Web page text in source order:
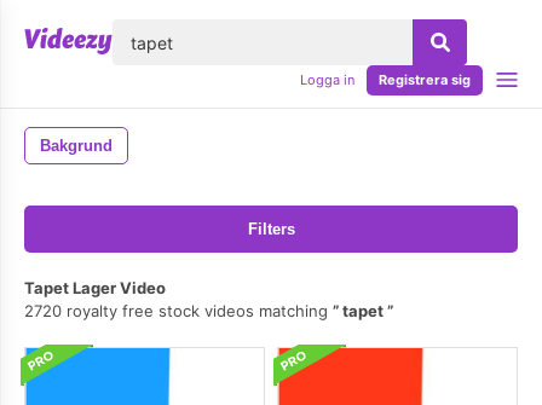
Logga in Registrera sig
Bakgrund
Filters
Tapet Lager Video
2720 royalty free stock videos matching
tapet